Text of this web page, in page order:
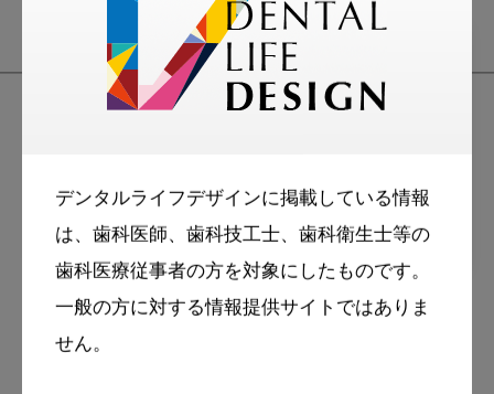
デンタルライフデザインに掲載している情報
は、歯科医師、歯科技工士、歯科衛生士等の
歯科医療従事者の方を対象にしたものです。
一般の方に対する情報提供サイトではありま
せん。
2019・6・3 コラム
ヨーロッパの果て、アイルラン
ドに住んでみて Vol. 2 アイルラ